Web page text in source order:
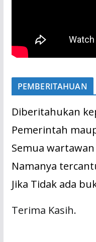
PEMBERITAHUAN
Diberitahukan
Pemerintah
Semua wartawan
Namanya
Jika Tidak ada
Terima Kasih.